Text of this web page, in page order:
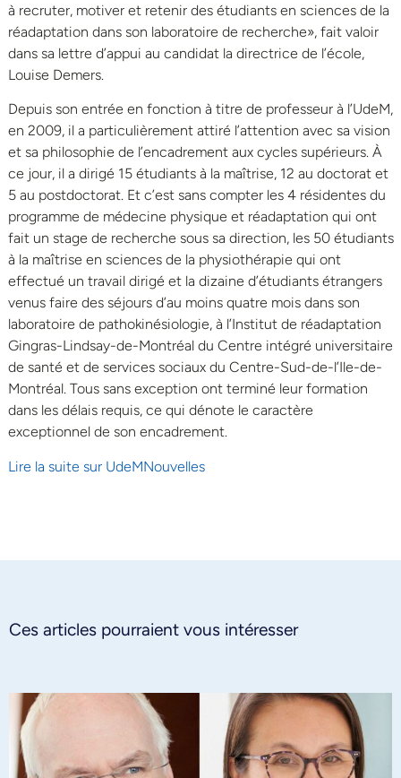
à recruter, motiver et retenir des étudiants en sciences de la
réadaptation dans son laboratoire de recherche», fait valoir
dans sa lettre d’appui au candidat la directrice de l’école,
Louise Demers.
Depuis son entrée en fonction à titre de professeur à l’UdeM,
en 2009, il a particulièrement attiré l’attention avec sa vision
et sa philosophie de l’encadrement aux cycles supérieurs. À
ce jour, il a dirigé 15 étudiants à la maîtrise, 12 au doctorat et
5 au postdoctorat. Et c’est sans compter les 4 résidentes du
programme de médecine physique et réadaptation qui ont
fait un stage de recherche sous sa direction, les 50 étudiants
à la maîtrise en sciences de la physiothérapie qui ont
effectué un travail dirigé et la dizaine d’étudiants étrangers
venus faire des séjours d’au moins quatre mois dans son
laboratoire de pathokinésiologie, à l’Institut de réadaptation
Gingras-Lindsay-de-Montréal du Centre intégré universitaire
de santé et de services sociaux du Centre-Sud-de-l’Ile-de-
Montréal. Tous sans exception ont terminé leur formation
dans les délais requis, ce qui dénote le caractère
exceptionnel de son encadrement.
Lire la suite sur UdeMNouvelles
Ces articles pourraient vous intéresser